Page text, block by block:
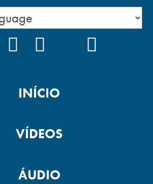
INÍCIO
VÍDEOS
ÁUDIO